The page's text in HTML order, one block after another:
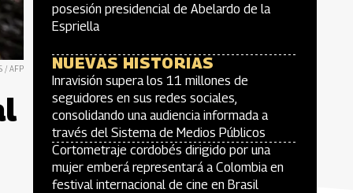
/ AFP
posesión presidencial de Abelardo de la
Espriella
NUEVAS HISTORIAS
Inravisión supera los 11 millones de
seguidores en sus redes sociales,
consolidando una audiencia informada a
través del Sistema de Medios Públicos
Cortometraje cordobés dirigido por una
mujer emberá representará a Colombia en
festival internacional de cine en Brasil